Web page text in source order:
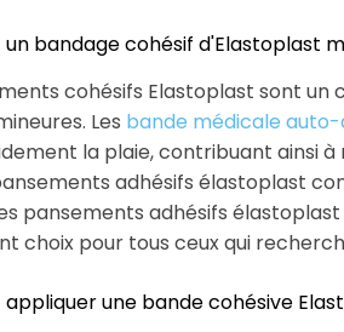
bandage cohésif d'Elastoplast
cohésifs Elastoplast sont
Les bande médicale auto-
la plaie, contribuant ainsi
adhésifs élastoplast
pansements adhésifs
choix pour tous ceux qui
une bande cohésive